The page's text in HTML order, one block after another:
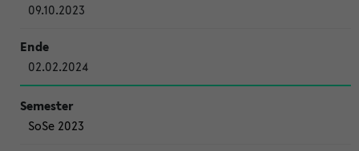
09.10.2023
02.02.2024
SoSe 2023